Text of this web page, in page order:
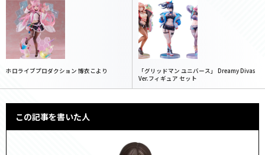
ホロライブプロダクション 博衣こより
「グリッドマン ユニバース」 Dreamy Divas
Ver.フィギュア セット
この記事を書いた人